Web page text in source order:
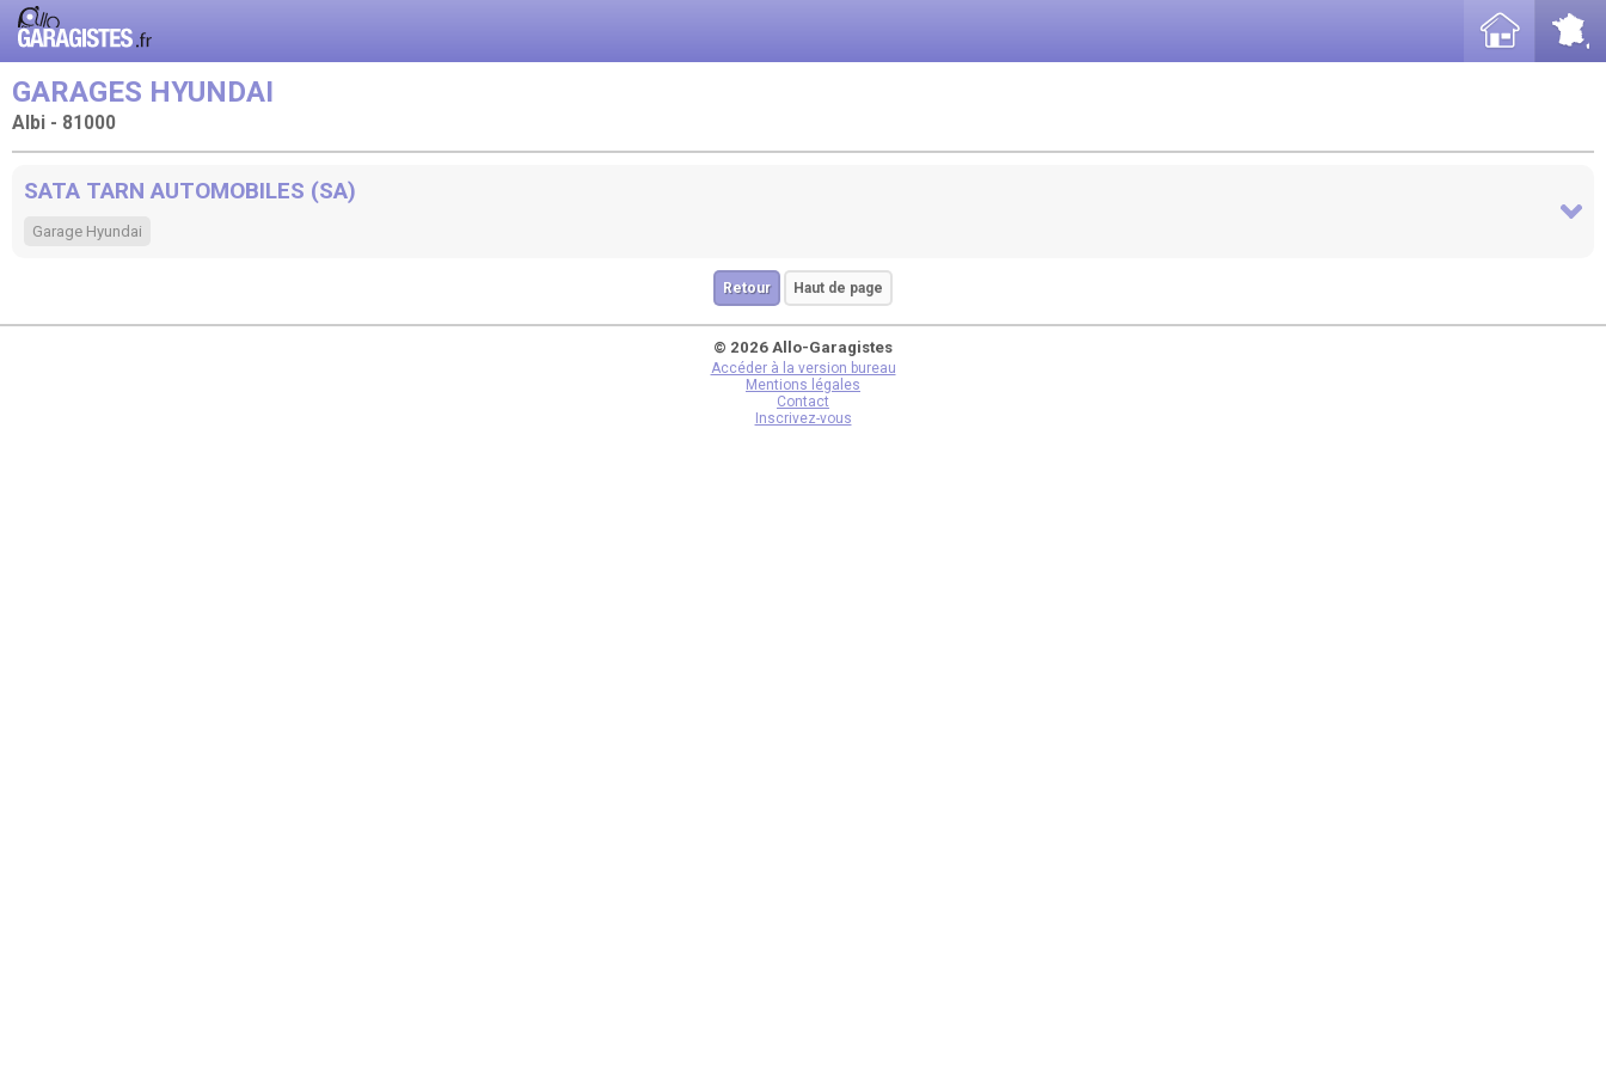
GARAGES HYUNDAI
Albi - 81000
SATA TARN AUTOMOBILES (SA)
Garage Hyundai
Retour Haut de page
© 2026 Allo-Garagistes
Accéder à la version bureau
Mentions légales
Contact
Inscrivez-vous